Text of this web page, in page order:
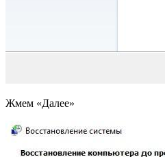
Жмем «Далее»